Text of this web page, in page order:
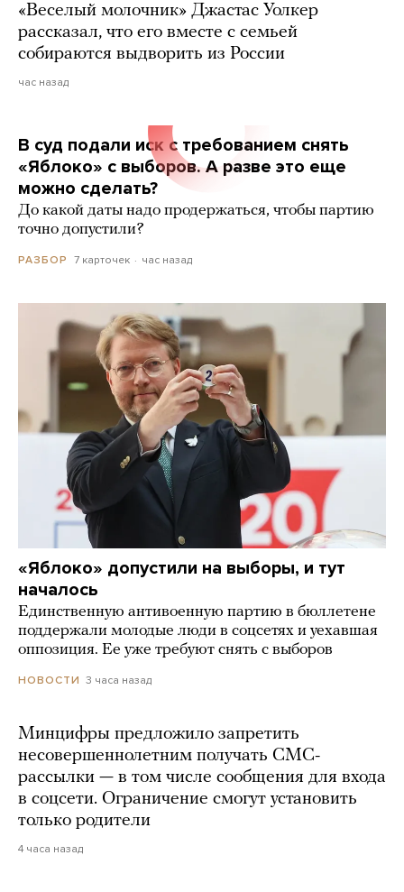
«Веселый молочник» Джастас Уолкер
рассказал, что его вместе с семьей
собираются выдворить из России
час назад
В суд подали иск с требованием снять
«Яблоко» с выборов. А разве это еще
можно сделать?
До какой даты надо продержаться, чтобы партию
точно допустили?
РАЗБОР 7 карточек час назад
«Яблоко» допустили на выборы, и тут
началось
Единственную антивоенную партию в бюллетене
поддержали молодые люди в соцсетях и уехавшая
оппозиция. Ее уже требуют снять с выборов
НОВОСТИ 3 часа назад
Минцифры предложило запретить
несовершеннолетним получать СМС-
рассылки — в том числе сообщения для входа
в соцсети. Ограничение смогут установить
только родители
4 часа назад